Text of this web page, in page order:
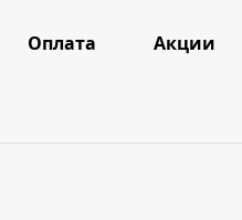
Оплата Акции